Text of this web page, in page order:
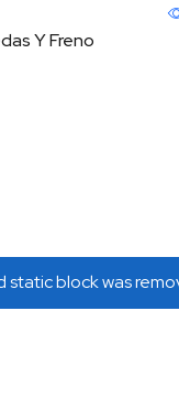
Y Freno
static block was